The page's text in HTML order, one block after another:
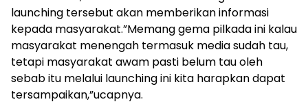
launching tersebut akan memberikan informasi
kepada masyarakat.”Memang gema pilkada ini kalau
masyarakat menengah termasuk media sudah tau,
tetapi masyarakat awam pasti belum tau oleh
sebab itu melalui launching ini kita harapkan dapat
tersampaikan,”ucapnya.